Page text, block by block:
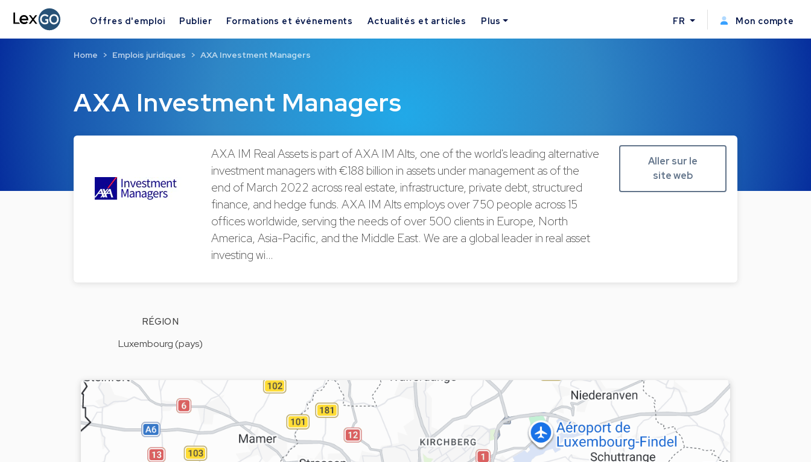
Offres d'emploi Publier Formations et événements Actualités et articles Plus FR Mon compte
AXA Investment Managers
Home Emplois juridiques AXA Investment Managers
AXA IM Real Assets is part of AXA IM Alts, one of the world's leading alternative
investment managers with €188 billion in assets under management as of the
end of March 2022 across real estate, infrastructure, private debt, structured
finance, and hedge funds. AXA IM Alts employs over 750 people across 15
offices worldwide, serving the needs of over 500 clients in Europe, North
America, Asia-Pacific, and the Middle East. We are a global leader in real asset
investing wi…
Aller sur le
site web
RÉGION
Luxembourg (pays)